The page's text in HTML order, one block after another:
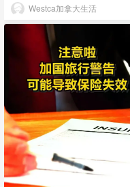
Westca加拿大生活